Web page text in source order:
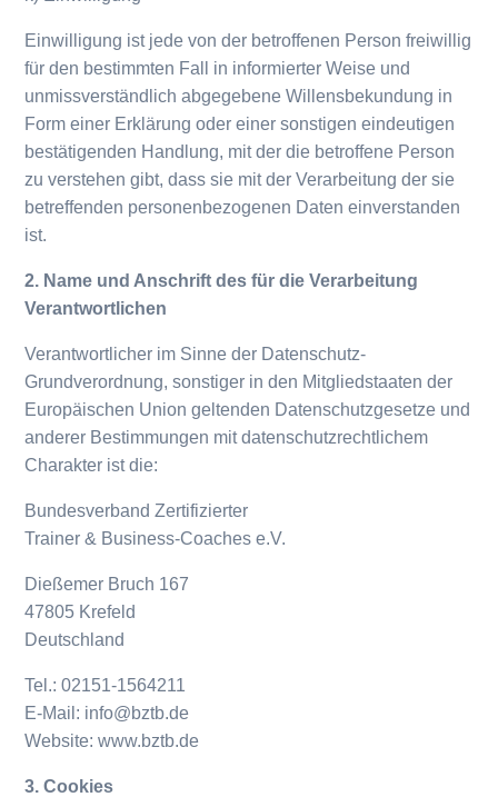
Einwilligung ist jede von der betroffenen Person freiwillig
für den bestimmten Fall in informierter Weise und
unmissverständlich abgegebene Willensbekundung in
Form einer Erklärung oder einer sonstigen eindeutigen
bestätigenden Handlung, mit der die betroffene Person
zu verstehen gibt, dass sie mit der Verarbeitung der sie
betreffenden personenbezogenen Daten einverstanden
ist.
2. Name und Anschrift des für die Verarbeitung
Verantwortlichen
Verantwortlicher im Sinne der Datenschutz-
Grundverordnung, sonstiger in den Mitgliedstaaten der
Europäischen Union geltenden Datenschutzgesetze und
anderer Bestimmungen mit datenschutzrechtlichem
Charakter ist die:
Bundesverband Zertifizierter
Trainer & Business-Coaches e.V.
Dießemer Bruch 167
47805 Krefeld
Deutschland
Tel.: 02151-1564211
E-Mail: info@bztb.de
Website: www.bztb.de
3. Cookies